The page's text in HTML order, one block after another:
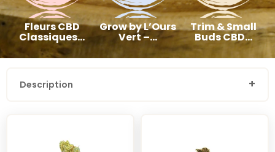
Fleurs CBD
Classiques...
Grow by L’Ours
Vert –...
Trim & Small
Buds CBD...
Description